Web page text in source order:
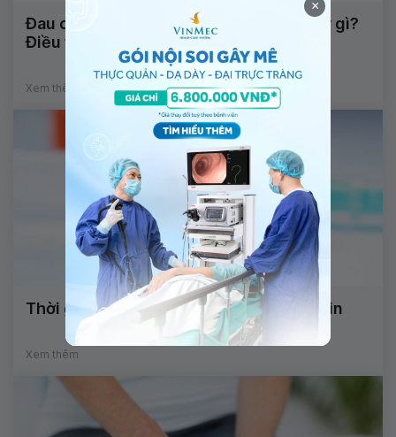
Đau chân, teo cơ là dấu hiệu của bệnh lý gì?
Điều trị thế nào?
Xem thêm
Thời gian tác dụng của một số loại Insulin
Xem thêm
×